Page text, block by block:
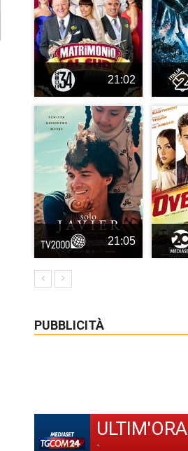
21:02
21:05
PUBBLICITÀ
ULTIM'ORA
-